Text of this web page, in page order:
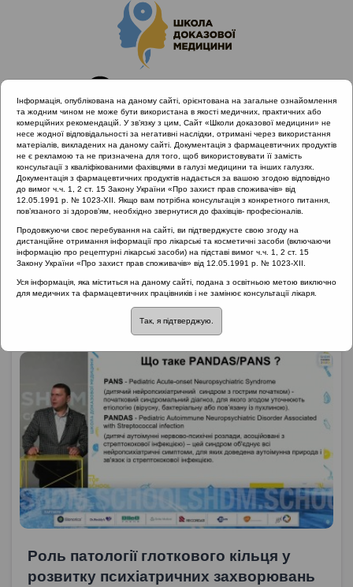
Головна
Проведені заходи
EPOS Congress 2020 | Тонзиліт
EPOS Congress 2020 | Тонзиліт
Рубрика:
Рубрика:
Роль патології глоткового кільця у
розвитку психіатричних захворювань
Інформація, опублікована на даному сайті, орієнтована на загальне ознайомлення
та жодним чином не може бути використана в якості медичних, практичних або
комерційних рекомендацій. У зв’язку з цим, Сайт «Школи доказової медицини» не
несе жодної відповідальності за негативні наслідки, отримані через використання
матеріалів, викладених на даному сайті. Документація з фармацевтичних продуктів
не є рекламою та не призначена для того, щоб використовувати її замість
консультації з кваліфікованими фахівцями в галузі медицини та інших галузях.
Документація з фармацевтичних продуктів надається за вашою згодою відповідно
до вимог ч.ч. 1, 2 ст. 15 Закону України «Про захист прав споживачів» від
12.05.1991 р. № 1023-XII. Якщо вам потрібна консультація з конкретного питання,
пов’язаного зі здоров’ям, необхідно звернутися до фахівців- професіоналів.
Продовжуючи своє перебування на сайті, ви підтверджуєте свою згоду на
дистанційне отримання інформації про лікарські та косметичні засоби (включаючи
інформацію про рецептурні лікарські засоби) на підставі вимог ч.ч. 1, 2 ст. 15
Закону України «Про захист прав споживачів» від 12.05.1991 р. № 1023-XII.
Уся інформація, яка міститься на даному сайті, подана з освітньою метою виключно
для медичних та фармацевтичних працівників і не замінює консультації лікаря.
Так, я підтверджую.